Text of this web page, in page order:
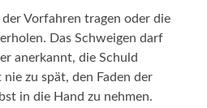
der Vorfahren tragen oder die
Das Schweigen darf
anerkannt, die Schuld
zu spät, den Faden der
in die Hand zu nehmen.